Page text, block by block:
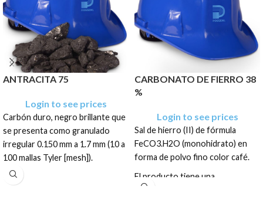
ANTRACITA 75
Login to see prices
Carbón duro, negro brillante que
se presenta como granulado
irregular 0.150 mm a 1.7 mm (10 a
100 mallas Tyler [mesh]).
El producto tiene una
CARBONATO DE FIERRO 38
%
Login to see prices
Sal de hierro (II) de fórmula
FeCO3.H2O (monohidrato) en
forma de polvo fino color café.
El producto tiene una